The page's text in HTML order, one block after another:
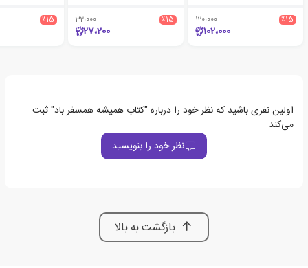
٪15 120،000
102،000
٪15 32،000
27،200
٪15
اولین نفری باشید که نظر خود را درباره "کتاب همیشه همسفر باد" ثبت
می‌کند
نظر خود را بنویسید
بازگشت به بالا